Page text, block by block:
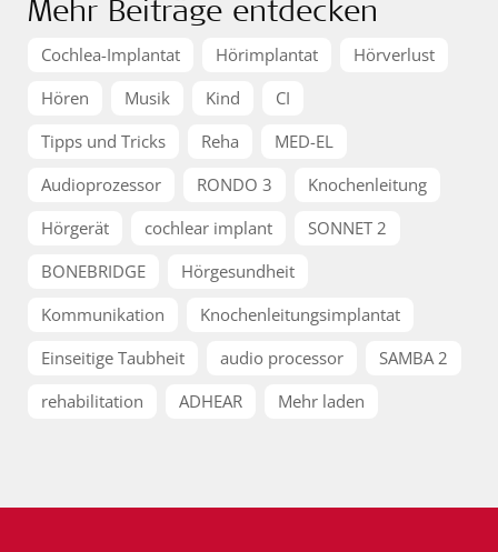
Mehr Beiträge entdecken
Cochlea-Implantat Hörimplantat
Hörverlust
Hören
Musik Kind
CI
Tipps und Tricks
Reha
MED-EL
Audioprozessor
RONDO 3
Knochenleitung
Hörgerät
cochlear implant
SONNET 2
BONEBRIDGE
Hörgesundheit
Kommunikation
Knochenleitungsimplantat
Einseitige Taubheit
audio processor
SAMBA 2
rehabilitation
ADHEAR Mehr laden